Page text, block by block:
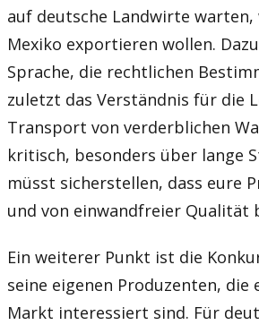
auf deutsche Landwirte warten,
Mexiko exportieren wollen.
Sprache, die rechtlichen
zuletzt das Verständnis für die
Transport von verderblichen
kritisch, besonders über lange
müsst sicherstellen, dass eure
und von einwandfreier Qualität
Ein weiterer Punkt ist die
seine eigenen Produzenten, die
Markt interessiert sind. Für